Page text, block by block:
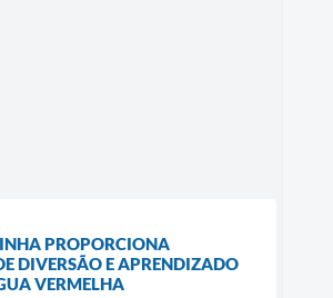
PROPORCIONA
DIVERSÃO E APRENDIZADO
VERMELHA